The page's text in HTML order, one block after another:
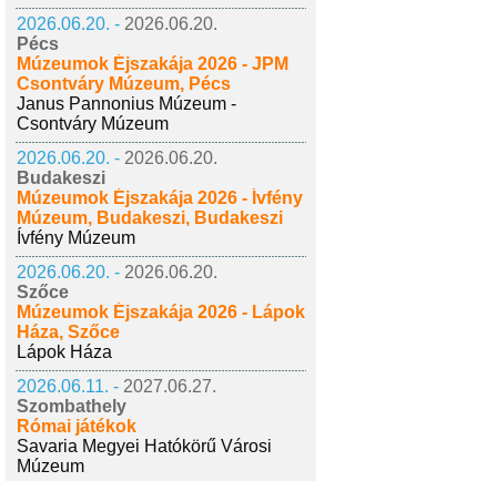
2026.06.20. - 2026.06.20.
Pécs
Múzeumok Éjszakája 2026 - JPM
Csontváry Múzeum, Pécs
Janus Pannonius Múzeum -
Csontváry Múzeum
2026.06.20. - 2026.06.20.
Budakeszi
Múzeumok Éjszakája 2026 - Ívfény
Múzeum, Budakeszi, Budakeszi
Ívfény Múzeum
2026.06.20. - 2026.06.20.
Szőce
Múzeumok Éjszakája 2026 - Lápok
Háza, Szőce
Lápok Háza
2026.06.11. - 2027.06.27.
Szombathely
Római játékok
Savaria Megyei Hatókörű Városi
Múzeum